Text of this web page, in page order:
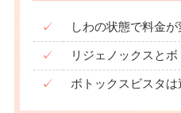
✓ しわの状態で料金
✓ リジェノックスと
✓ ボトックスビスタ